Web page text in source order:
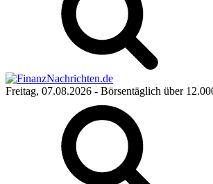
Freitag, 07.08.2026 - Börsentäglich über